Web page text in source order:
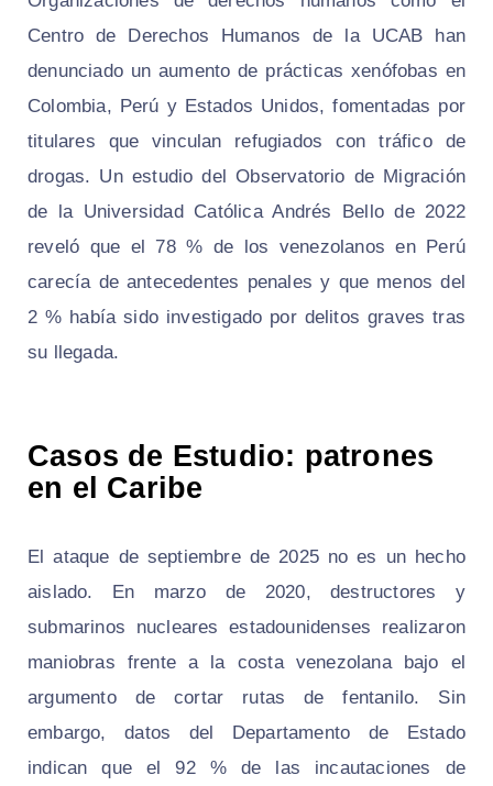
Centro de Derechos Humanos de la UCAB han
denunciado un aumento de prácticas xenófobas en
Colombia, Perú y Estados Unidos, fomentadas por
titulares que vinculan refugiados con tráfico de
drogas. Un estudio del Observatorio de Migración
de la Universidad Católica Andrés Bello de 2022
reveló que el 78 % de los venezolanos en Perú
carecía de antecedentes penales y que menos del
2 % había sido investigado por delitos graves tras
su llegada.
Casos de Estudio: patrones
en el Caribe
El ataque de septiembre de 2025 no es un hecho
aislado. En marzo de 2020, destructores y
submarinos nucleares estadounidenses realizaron
maniobras frente a la costa venezolana bajo el
argumento de cortar rutas de fentanilo. Sin
embargo, datos del Departamento de Estado
indican que el 92 % de las incautaciones de